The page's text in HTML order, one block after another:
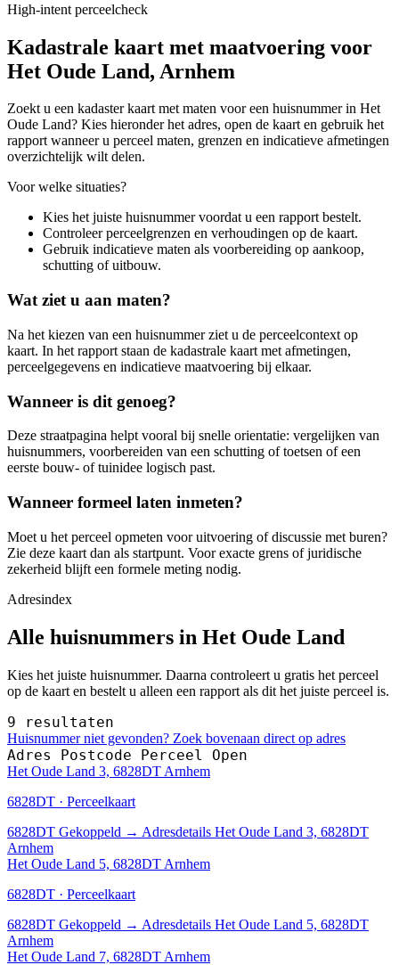
High-intent perceelcheck
Kadastrale kaart met maatvoering voor
Het Oude Land, Arnhem
Zoekt u een kadaster kaart met maten voor een huisnummer in Het
Oude Land? Kies hieronder het adres, open de kaart en gebruik het
rapport wanneer u perceel maten, grenzen en indicatieve afmetingen
overzichtelijk wilt delen.
Voor welke situaties?
Kies het juiste huisnummer voordat u een rapport bestelt.
Controleer perceelgrenzen en verhoudingen op de kaart.
Gebruik indicatieve maten als voorbereiding op aankoop,
schutting of uitbouw.
Wat ziet u aan maten?
Na het kiezen van een huisnummer ziet u de perceelcontext op
kaart. In het rapport staan de kadastrale kaart met afmetingen,
perceelgegevens en indicatieve maatvoering bij elkaar.
Wanneer is dit genoeg?
Deze straatpagina helpt vooral bij snelle orientatie: vergelijken van
huisnummers, voorbereiden van een schutting of toetsen of een
eerste bouw- of tuinidee logisch past.
Wanneer formeel laten inmeten?
Moet u het perceel opmeten voor uitvoering of discussie met buren?
Zie deze kaart dan als startpunt. Voor exacte grens of juridische
zekerheid blijft een formele meting nodig.
Adresindex
Alle huisnummers in Het Oude Land
Kies het juiste huisnummer. Daarna controleert u gratis het perceel
op de kaart en bestelt u alleen een rapport als dit het juiste perceel is.
9 resultaten
Huisnummer niet gevonden? Zoek bovenaan direct op adres
Adres Postcode Perceel Open
Het Oude Land 3, 6828DT Arnhem
6828DT · Perceelkaart
6828DT Gekoppeld → Adresdetails Het Oude Land 3, 6828DT
Arnhem
Het Oude Land 5, 6828DT Arnhem
6828DT · Perceelkaart
6828DT Gekoppeld → Adresdetails Het Oude Land 5, 6828DT
Arnhem
Het Oude Land 7, 6828DT Arnhem